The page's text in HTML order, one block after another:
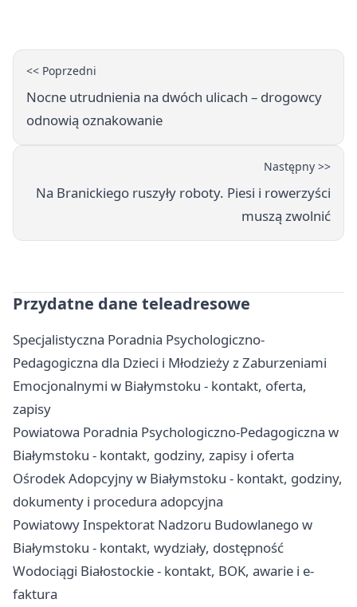
<< Poprzedni
Nocne utrudnienia na dwóch ulicach – drogowcy
odnowią oznakowanie
Następny >>
Na Branickiego ruszyły roboty. Piesi i rowerzyści
muszą zwolnić
Przydatne dane teleadresowe
Specjalistyczna Poradnia Psychologiczno-
Pedagogiczna dla Dzieci i Młodzieży z Zaburzeniami
Emocjonalnymi w Białymstoku - kontakt, oferta,
zapisy
Powiatowa Poradnia Psychologiczno-Pedagogiczna w
Białymstoku - kontakt, godziny, zapisy i oferta
Ośrodek Adopcyjny w Białymstoku - kontakt, godziny,
dokumenty i procedura adopcyjna
Powiatowy Inspektorat Nadzoru Budowlanego w
Białymstoku - kontakt, wydziały, dostępność
Wodociągi Białostockie - kontakt, BOK, awarie i e-
faktura